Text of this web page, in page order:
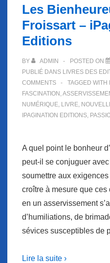
Les
Froissart –
Editions
BY ADMIN POSTED ON
PUBLIÉ DANS LIVRES DES
COMMENTS
TAGGED WITH
FASCINATION
NUMÉRIQUE LIVRE
IPAGINATION EDITIONS
A quel point le bonheur
peut-il se conjuguer
soumettre aux
croître à mesure que
en un asservissement
d’humiliations, de
sévices susceptibles de
Lire la suite ›